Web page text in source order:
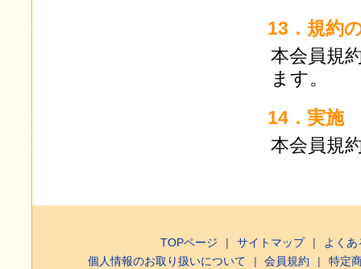
13．規約
本会員規
ます。
14．実施
本会員規
TOPページ サイトマップ
よく
個人情報のお取り扱いについて
会員規約
特定